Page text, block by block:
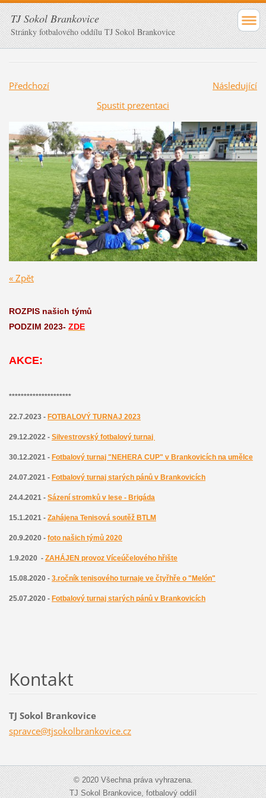
TJ Sokol Brankovice
Stránky fotbalového oddílu TJ Sokol Brankovice
Předchozí
Následující
Spustit prezentaci
« Zpět
ROZPIS našich týmů
PODZIM 2023- ZDE
AKCE:
*********************
22.7.2023 - FOTBALOVÝ TURNAJ 2023
29.12.2022 - Silvestrovský fotbalový turnaj
30.12.2021 - Fotbalový turnaj "NEHERA CUP" v Brankovicích na umělce
24.07.2021 - Fotbalový turnaj starých pánů v Brankovicích
24.4.2021 - Sázení stromků v lese - Brigáda
15.1.2021 - Zahájena Tenisová soutěž BTLM
20.9.2020 - foto našich týmů 2020
1.9.2020 - ZAHÁJEN provoz Víceúčelového hřište
15.08.2020 - 3.ročník tenisového turnaje ve čtyřhře o "Melón"
25.07.2020 - Fotbalový turnaj starých pánů v Brankovicích
Kontakt
TJ Sokol Brankovice
spravce@tjsokolbrankovice.cz
© 2020 Všechna práva vyhrazena.
TJ Sokol Brankovice, fotbalový oddíl